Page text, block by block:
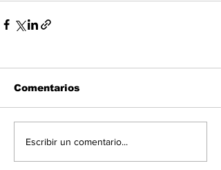
Comentarios
Escribir un comentario...